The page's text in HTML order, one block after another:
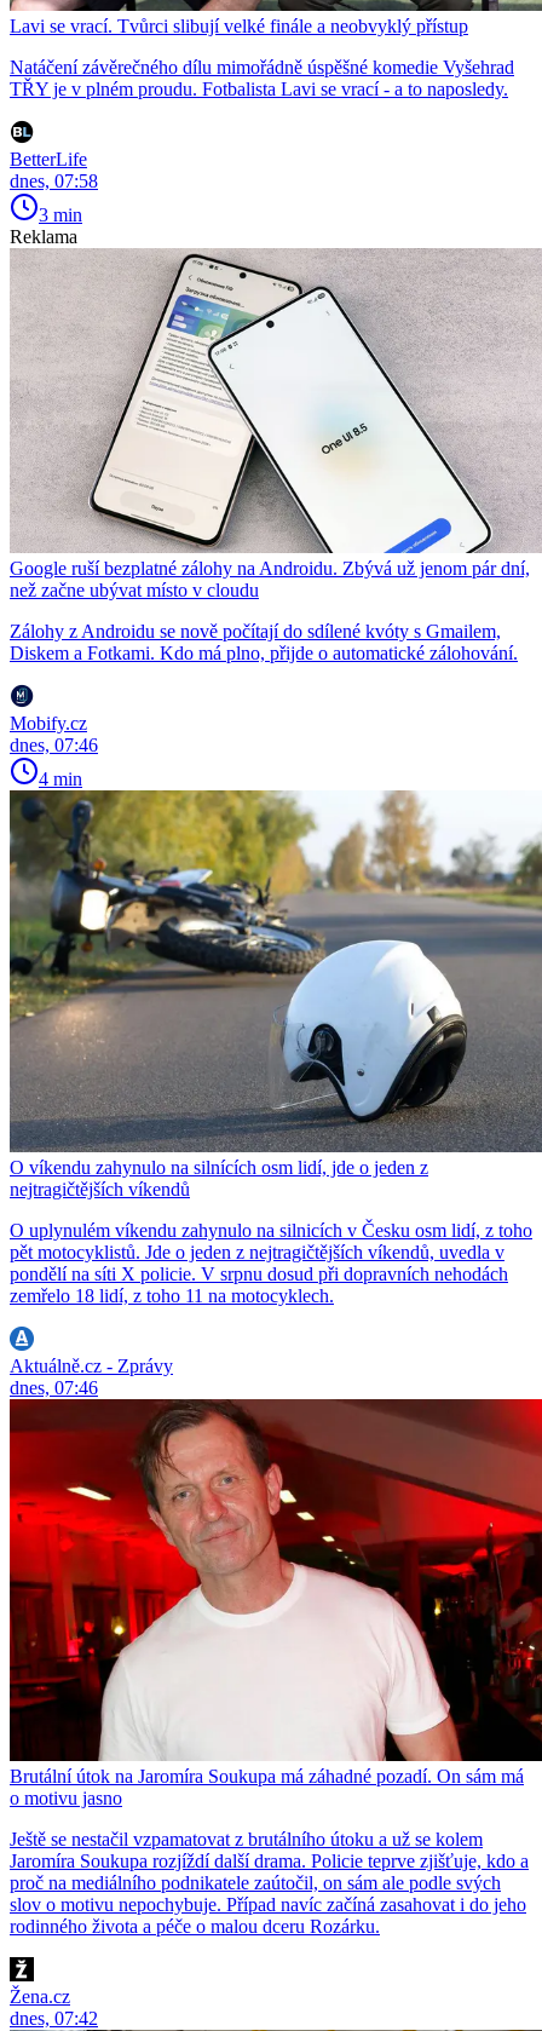
Lavi se vrací. Tvůrci slibují velké finále a neobvyklý přístup
Natáčení závěrečného dílu mimořádně úspěšné komedie Vyšehrad
TŘY je v plném proudu. Fotbalista Lavi se vrací - a to naposledy.
BetterLife
dnes, 07:58
3 min
Reklama
Google ruší bezplatné zálohy na Androidu. Zbývá už jenom pár dní,
než začne ubývat místo v cloudu
Zálohy z Androidu se nově počítají do sdílené kvóty s Gmailem,
Diskem a Fotkami. Kdo má plno, přijde o automatické zálohování.
Mobify.cz
dnes, 07:46
4 min
O víkendu zahynulo na silnících osm lidí, jde o jeden z
nejtragičtějších víkendů
O uplynulém víkendu zahynulo na silnicích v Česku osm lidí, z toho
pět motocyklistů. Jde o jeden z nejtragičtějších víkendů, uvedla v
pondělí na síti X policie. V srpnu dosud při dopravních nehodách
zemřelo 18 lidí, z toho 11 na motocyklech.
Aktuálně.cz - Zprávy
dnes, 07:46
Brutální útok na Jaromíra Soukupa má záhadné pozadí. On sám má
o motivu jasno
Ještě se nestačil vzpamatovat z brutálního útoku a už se kolem
Jaromíra Soukupa rozjíždí další drama. Policie teprve zjišťuje, kdo a
proč na mediálního podnikatele zaútočil, on sám ale podle svých
slov o motivu nepochybuje. Případ navíc začíná zasahovat i do jeho
rodinného života a péče o malou dceru Rozárku.
Žena.cz
dnes, 07:42